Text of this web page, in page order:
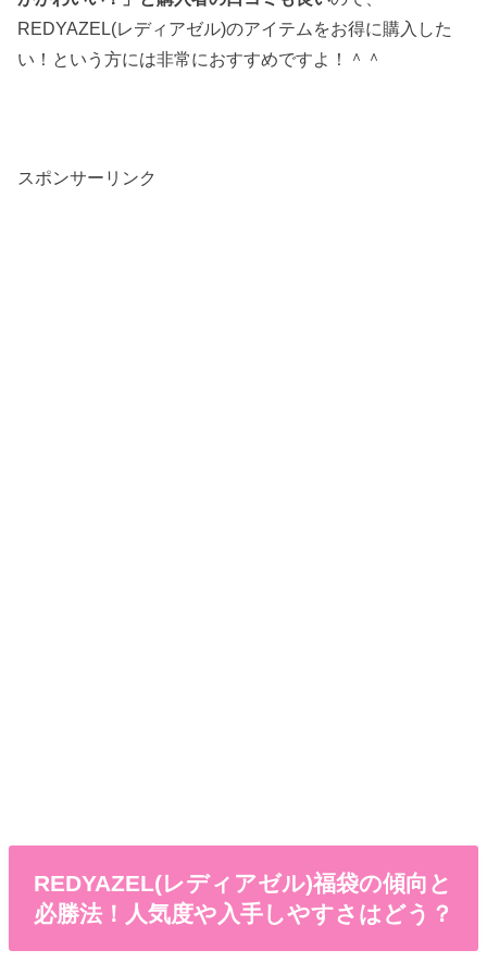
REDYAZEL(レディアゼル)のアイテムをお得に購入した
い！という方には非常におすすめですよ！＾＾
スポンサーリンク
REDYAZEL(レディアゼル)福袋の傾向と
必勝法！人気度や入手しやすさはどう？